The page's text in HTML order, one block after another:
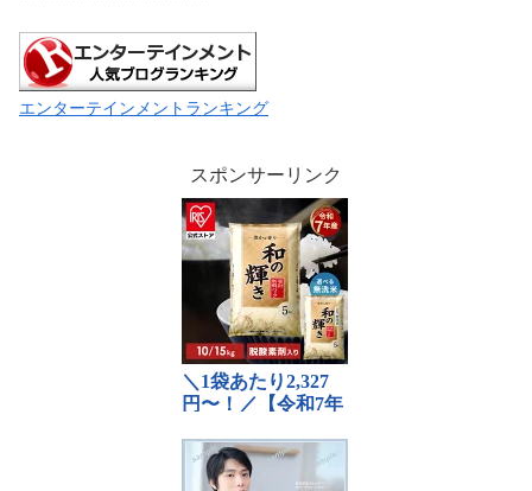
エンターテインメントランキング
スポンサーリンク